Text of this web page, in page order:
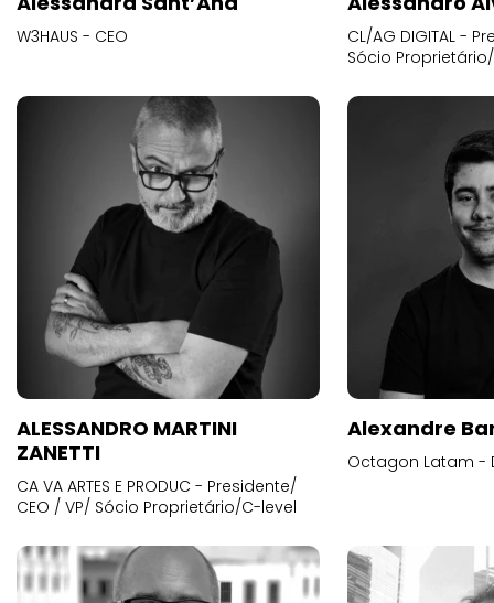
W3HAUS - CEO
CL/AG DIGITAL -
Sócio
ALESSANDRO MARTINI
ZANETTI
CA VA ARTES E PRODUC - Presidente/
CEO / VP/ Sócio Proprietário/C-level
Alexandre
Octagon Latam -